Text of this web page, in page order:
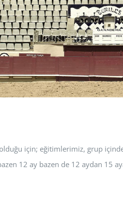
için; eğitimlerimiz, grup
12 ay bazen de 12 aydan 15